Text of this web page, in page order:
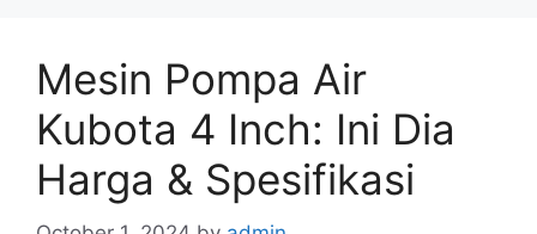
Mesin Pompa Air
Kubota 4 Inch: Ini Dia
Harga & Spesifikasi